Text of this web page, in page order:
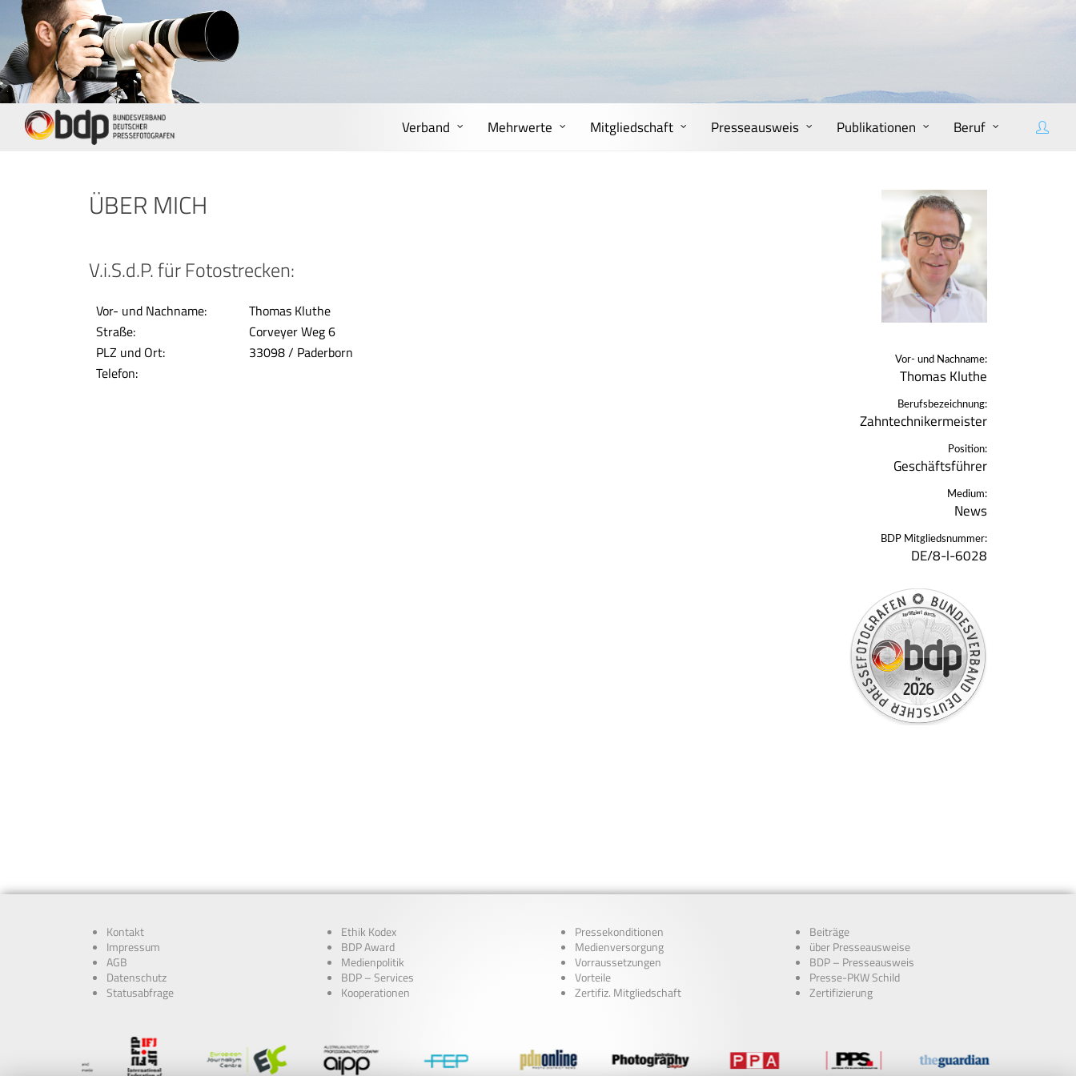
Verband Mehrwerte Mitgliedschaft Presseausweis Publikationen Beruf
ÜBER MICH
V.i.S.d.P. für Fotostrecken:
Vor- und Nachname:
Thomas Kluthe
Straße:
Corveyer Weg 6
PLZ und Ort:
33098 / Paderborn
Telefon:
Vor- und Nachname:
Thomas Kluthe
Berufsbezeichnung:
Zahntechnikermeister
Position:
Geschäftsführer
Medium:
News
BDP Mitgliedsnummer:
DE/8-l-6028
Kontakt
Impressum
AGB
Datenschutz
Statusabfrage
Ethik Kodex
BDP Award
Medienpolitik
BDP – Services
Kooperationen
Pressekonditionen
Medienversorgung
Vorraussetzungen
Vorteile
Zertifiz. Mitgliedschaft
Beiträge
über Presseausweise
BDP – Presseausweis
Presse-PKW Schild
Zertifizierung